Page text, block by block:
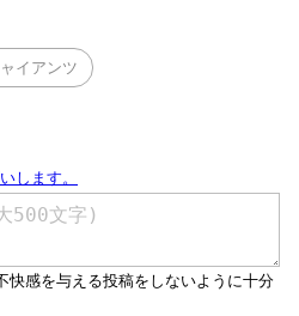
イアンツ